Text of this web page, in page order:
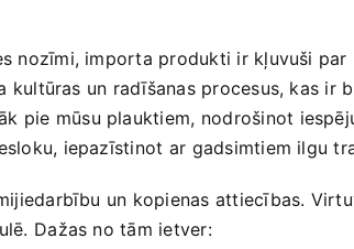
nozīmi, importa produkti ir kļuvuši
kultūras un radīšanas procesus, kas
pie mūsu plauktiem,⁤ nodrošinot‍
iepazīstinot ar ⁢gadsimtiem ilgu
un kopienas attiecības.
Dažas no tām ietver: